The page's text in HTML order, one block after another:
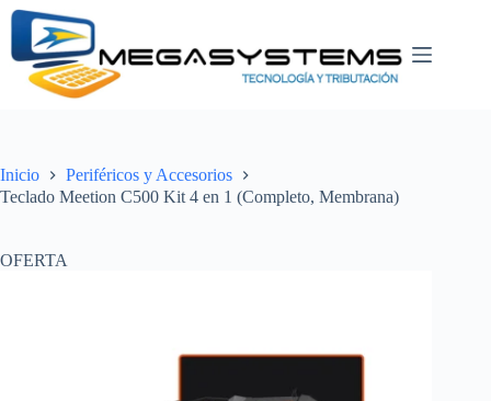
Saltar
contenido
Inicio
Periféricos y Accesorios
Teclado Meetion C500 Kit 4 en 1 (Completo, Membrana)
OFERTA